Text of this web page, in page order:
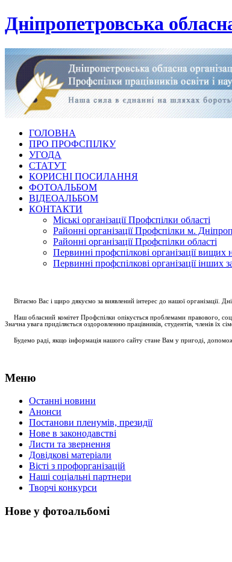
Дніпропетровська
ГОЛОВНА
ПРО ПРОФСПІЛКУ
УГОДА
СТАТУТ
КОРИСНІ ПОСИЛАННЯ
ФОТОАЛЬБОМ
ВІДЕОАЛЬБОМ
КОНТАКТИ
Міські організації Профспілки області
Районні організації Профспілки м.
Районні організації Профспілки області
Первинні профспілкові організації вищих
Первинні профспілкові організації інших
Вітаємо Вас і щиро дякуємо за виявлений інтерес до нашої організації.
Наш обласний комітет Профспілки опікується проблемами правового,
Значна увага приділяється оздоровленню працівників, студентів, членів їх
Будемо раді, якщо інформація нашого сайту стане Вам у пригоді,
Меню
Останні новини
Анонси
Постанови пленумів, президії
Нове в законодавстві
Листи та звернення
Довідкові матеріали
Вісті з профорганізацій
Наші соціальні партнери
Творчі конкурси
Нове у фотоальбомі